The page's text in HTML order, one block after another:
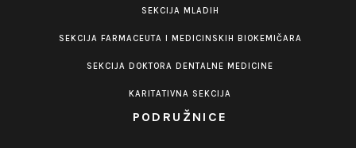
SEKCIJA MLADIH
SEKCIJA FARMACEUTA I MEDICINSKIH BIOKEMIČARA
SEKCIJA DOKTORA DENTALNE MEDICINE
KARITATIVNA SEKCIJA
PODRUŽNICE